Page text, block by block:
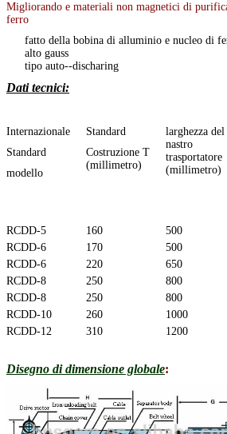
Migliorando e materiali non magnetici di
ferro
fatto della bobina di alluminio e nucleo di
alto gauss
tipo auto--discharing
Dati tecnici:
Internazionale
Standard
modello
Standard
Costruzione T
(millimetro)
larghezza del
nastro
trasportatore
(millimetro)
RCDD-5
160 500
RCDD-6
170 500
RCDD-6
220 650
RCDD-8
250 800
RCDD-8
250 800
RCDD-10
260 1000
RCDD-12
310 1200
Disegno di dimensione globale: